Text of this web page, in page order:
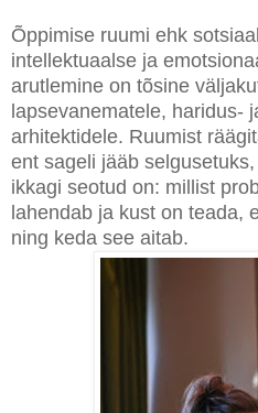
Õppimise ruumi ehk
intellektuaalse ja
arutlemine on tõsine
lapsevanematele, haridus-
arhitektidele. Ruumist
ent sageli jääb
ikkagi seotud on: millist
lahendab ja kust on teada,
ning keda see aitab.